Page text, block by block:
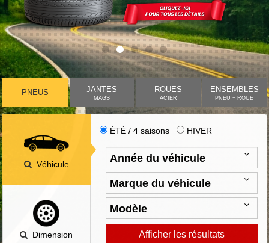
PNEUS JANTES
MAGS
ROUES
ACIER
ENSEMBLES
PNEU + ROUE
Véhicule
Dimension
ÉTÉ / 4 saisons HIVER
Afficher les résultats